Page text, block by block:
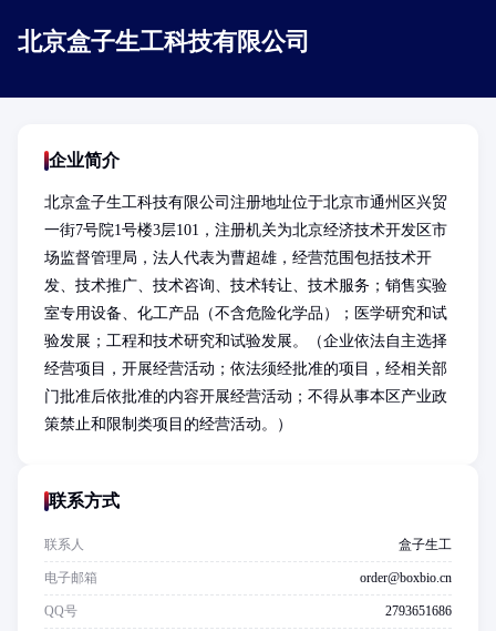
北京盒子生工科技有限公司
企业简介
北京盒子生工科技有限公司注册地址位于北京市通州区兴贸
一街7号院1号楼3层101，注册机关为北京经济技术开发区市
场监督管理局，法人代表为曹超雄，经营范围包括技术开
发、技术推广、技术咨询、技术转让、技术服务；销售实验
室专用设备、化工产品（不含危险化学品）；医学研究和试
验发展；工程和技术研究和试验发展。（企业依法自主选择
经营项目，开展经营活动；依法须经批准的项目，经相关部
门批准后依批准的内容开展经营活动；不得从事本区产业政
策禁止和限制类项目的经营活动。）
联系方式
联系人 盒子生工
电子邮箱 order@boxbio.cn
QQ号 2793651686